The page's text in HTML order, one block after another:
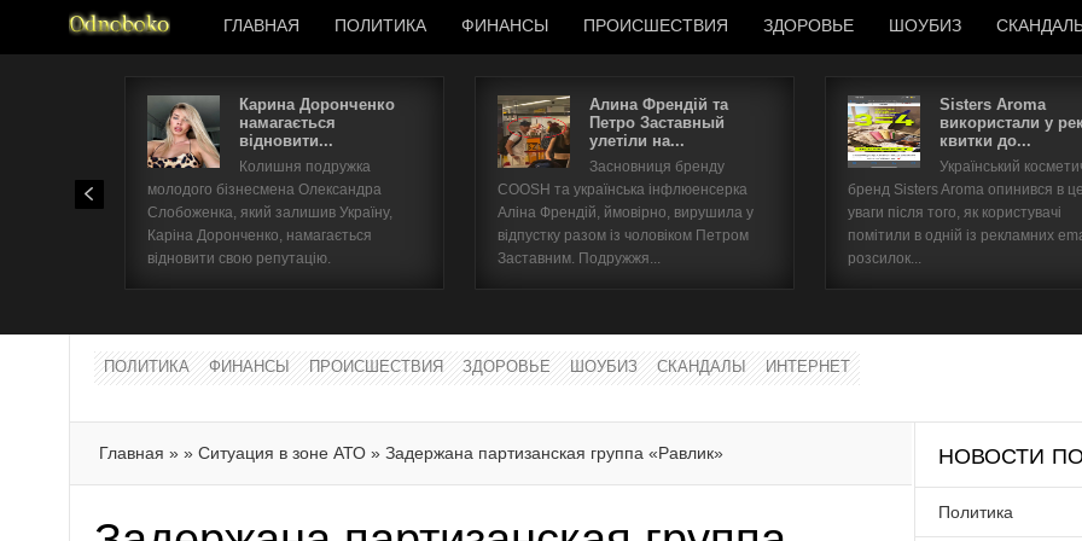
ГЛАВНАЯ ПОЛИТИКА ФИНАНСЫ ПРОИСШЕСТВИЯ ЗДОРОВЬЕ ШОУБИЗ
Карина Доронченко
намагається
відновити...
Колишня подружка
молодого бізнесмена Олександра
Слобоженка, який залишив Україну,
Каріна Доронченко, намагається
відновити свою репутацію.
Алина Френдій та
Петро Заставный
улетіли на...
Засновниця бренду
COOSH та українська інфлюенсерка
Аліна Френдій, ймовірно, вирушила у
відпустку разом із чоловіком Петром
Заставним. Подружжя...
Sisters Aroma
використали у
квитки до...
Український
бренд Sisters Aroma опинився в
уваги після того, як користувачі
помітили в одній із рекламних
розсилок...
ПОЛИТИКА ФИНАНСЫ ПРОИСШЕСТВИЯ ЗДОРОВЬЕ ШОУБИЗ СКАНДАЛЫ ИНТЕРНЕТ
Главная » » Ситуация в зоне АТО » Задержана партизанская группа «Равлик» НОВОСТИ
Политика
Имя пользователя
Забыли имя пользователя?